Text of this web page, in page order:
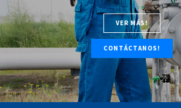
VER MÁS!
CONTÁCTANOS!